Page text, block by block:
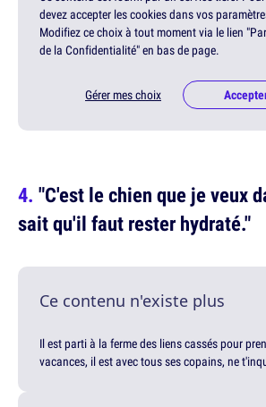
devez accepter les cookies dans vos
Modifiez ce choix à tout moment via le lien
de la Confidentialité" en bas de page.
Gérer mes choix
"C'est le chien que je veux
sait qu'il faut rester hydraté."
Ce contenu n'existe plus
Il est parti à la ferme des liens cassés pour
vacances, il est avec tous ses copains, ne